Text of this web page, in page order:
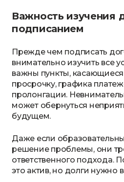
Важность изучения
подписанием
Прежде чем подписать
внимательно изучить все
важны пункты,
просрочку, графика
пролонгации.
может обернуться
будущем.
Даже если
решение проблемы, они
ответственного подхода.
это актив, но долги нужно